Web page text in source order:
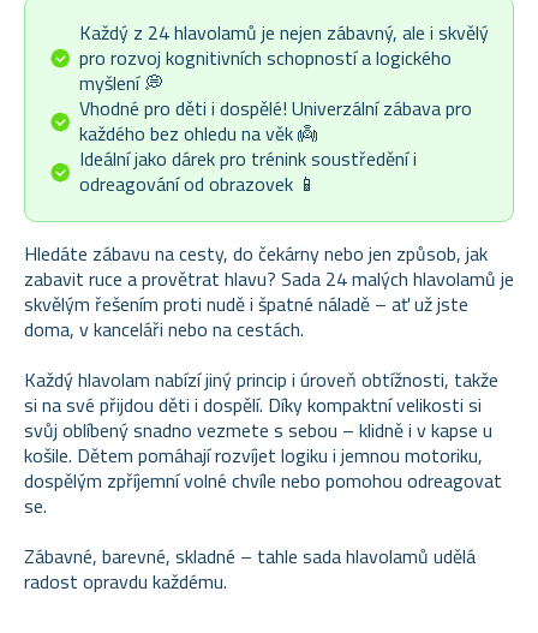
Každý z 24 hlavolamů je nejen zábavný, ale i skvělý
pro rozvoj kognitivních schopností a logického
myšlení 💭
Vhodné pro děti i dospělé! Univerzální zábava pro
každého bez ohledu na věk 👼
Ideální jako dárek pro trénink soustředění i
odreagování od obrazovek 📱
Hledáte zábavu na cesty, do čekárny nebo jen způsob, jak
zabavit ruce a provětrat hlavu? Sada 24 malých hlavolamů je
skvělým řešením proti nudě i špatné náladě – ať už jste
doma, v kanceláři nebo na cestách.
Každý hlavolam nabízí jiný princip i úroveň obtížnosti, takže
si na své přijdou děti i dospělí. Díky kompaktní velikosti si
svůj oblíbený snadno vezmete s sebou – klidně i v kapse u
košile. Dětem pomáhají rozvíjet logiku i jemnou motoriku,
dospělým zpříjemní volné chvíle nebo pomohou odreagovat
se.
Zábavné, barevné, skladné – tahle sada hlavolamů udělá
radost opravdu každému.